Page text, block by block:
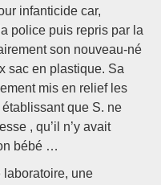
infanticide car,
police puis repris par la
son nouveau-né
sac en plastique. Sa
mis en relief les
que S. ne
, qu’il n’y avait
bébé …
laboratoire, une